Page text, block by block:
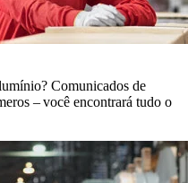
Comunicados de
– você encontrará tudo o